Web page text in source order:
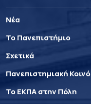
Νέα
Το Πανεπιστήμιο
Σχετικά
Πανεπιστημιακή
Το ΕΚΠΑ στην Πόλη